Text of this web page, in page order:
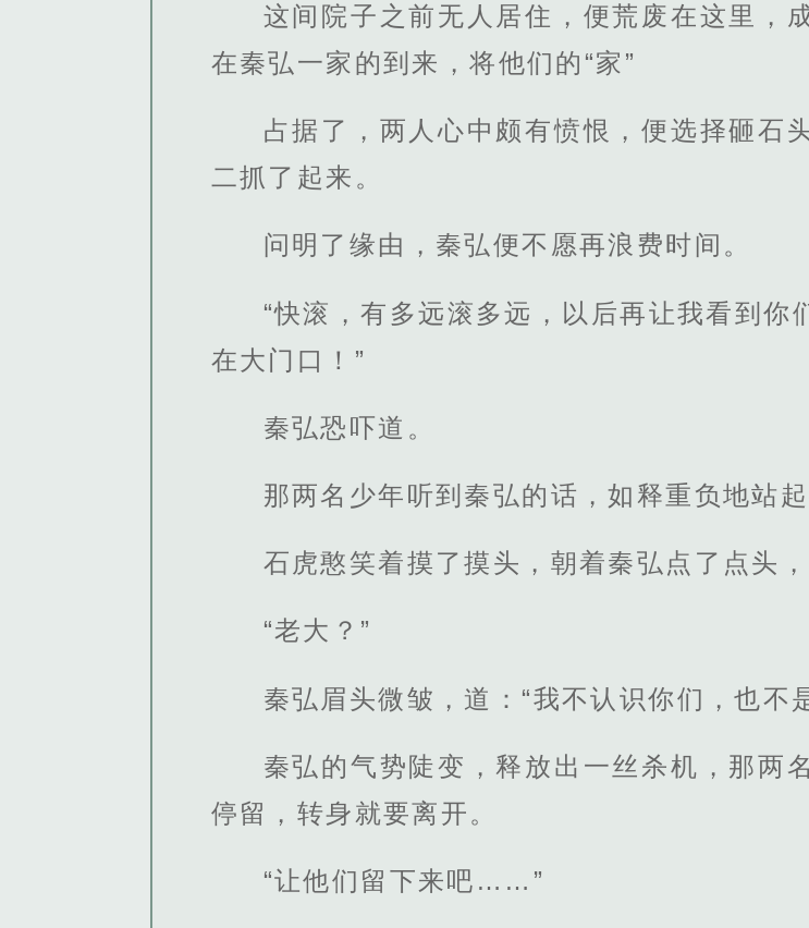
这间院子之前无人居住，便荒废在这里，
在秦弘一家的到来，将他们的“家”
占据了，两人心中颇有愤恨，便选择砸石
二抓了起来。
问明了缘由，秦弘便不愿再浪费时间。
“快滚，有多远滚多远，以后再让我看到
在大门口！”
秦弘恐吓道。
那两名少年听到秦弘的话，如释重负地站起
石虎憨笑着摸了摸头，朝着秦弘点了点头
“老大？”
秦弘眉头微皱，道：“我不认识你们，也不
秦弘的气势陡变，释放出一丝杀机，那两
停留，转身就要离开。
“让他们留下来吧……”